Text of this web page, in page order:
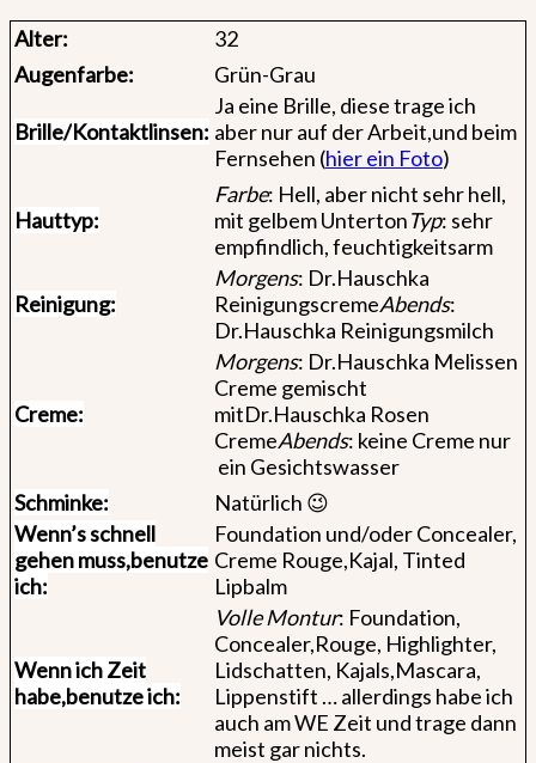
Alter:
32
Augenfarbe:
Grün-Grau
Brille/Kontaktlinsen:
Ja eine Brille, diese trage ich
aber nur auf der Arbeit,und beim
Fernsehen (hier ein Foto)
Hauttyp:
Farbe: Hell, aber nicht sehr hell,
mit gelbem UntertonTyp: sehr
empfindlich, feuchtigkeitsarm
Reinigung:
Morgens: Dr.Hauschka
ReinigungscremeAbends:
Dr.Hauschka Reinigungsmilch
Creme:
Morgens: Dr.Hauschka Melissen
Creme gemischt
mitDr.Hauschka Rosen
CremeAbends: keine Creme nur
ein Gesichtswasser
Schminke:
Natürlich 😉
Wenn’s schnell
gehen muss,benutze
ich:
Foundation und/oder Concealer,
Creme Rouge,Kajal, Tinted
Lipbalm
Wenn ich Zeit
habe,benutze ich:
Volle Montur: Foundation,
Concealer,Rouge, Highlighter,
Lidschatten, Kajals,Mascara,
Lippenstift … allerdings habe ich
auch am WE Zeit und trage dann
meist gar nichts.